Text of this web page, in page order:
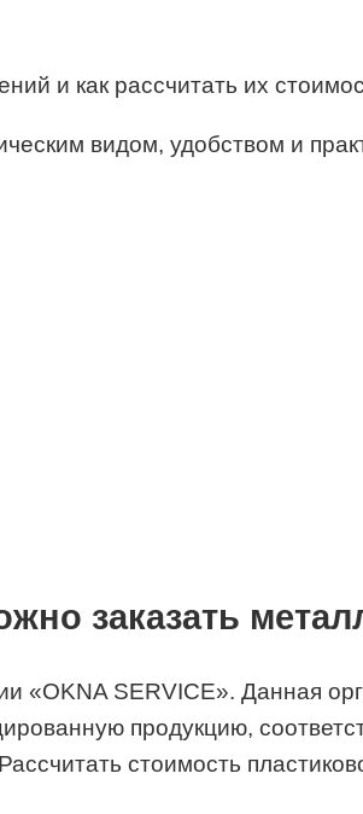
видом, удобством и
заказать
«OKNA SERVICE». Данная
продукцию,
стоимость